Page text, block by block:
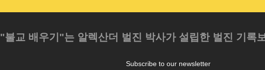
"불교 배우기"는 알렉산더 벌진 박사가 설립한 벌진 기록
Subscribe to our newsletter